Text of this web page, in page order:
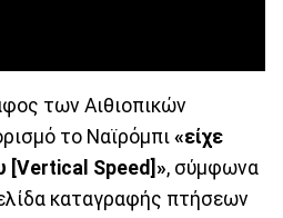
των Αιθιοπικών
το Ναϊρόμπι «είχε
[Vertical Speed]», σύμφωνα
καταγραφής πτήσεων